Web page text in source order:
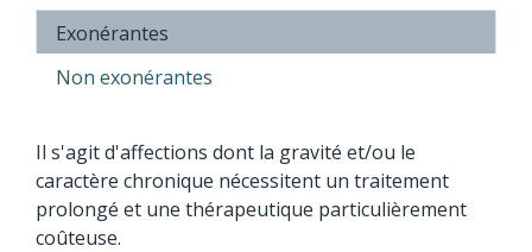
Exonérantes
Non exonérantes
Il s'agit d'affections dont la gravité et/ou le
caractère chronique nécessitent un traitement
prolongé et une thérapeutique particulièrement
coûteuse.